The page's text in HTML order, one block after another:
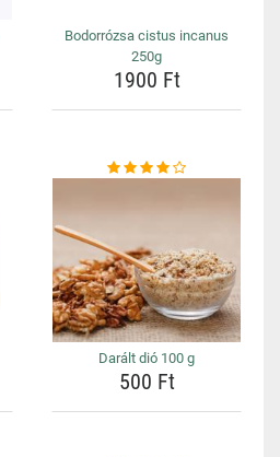
Bodorrózsa cistus incanus
250g
1900 Ft
Darált dió 100 g
500 Ft